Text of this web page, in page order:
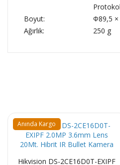
Boyut:
Φ89,5 ×
Ağırlık:
250 g
Hikvision DS-2CE16D0T-EXIPF
Anında Kargo